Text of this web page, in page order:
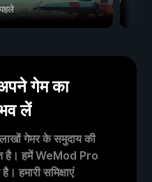
गेम का
लें
गेमर के समुदाय की
है। हमें WeMod Pro
हमारी समिक्षाएं